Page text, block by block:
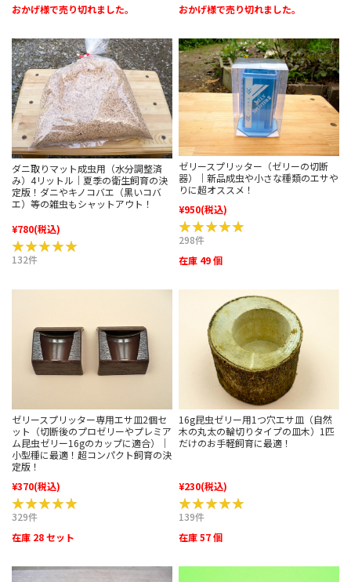
おかげ様で売り切れました。
おかげ様で売り切れました。
ダニ取りマット成虫用（水分調整済
み）4リットル｜夏季の衛生飼育の決
定版！ダニやキノコバエ（黒いコバ
エ）等の雑虫もシャットアウト！
¥780(税込)
★★★★★
★★★★★
132件
ゼリースプリッター（ゼリーの切断
器）｜新品成虫や小さな種類のエサや
りに超オススメ！
¥950(税込)
★★★★★
★★★★★
298件
在庫 49 個
ゼリースプリッター専用エサ皿2個セ
ット（切断後のプロゼリーやプレミア
ム昆虫ゼリー16gのカップに適合）｜
小型種に最適！超コンパクト飼育の決
定版！
¥370(税込)
★★★★★
★★★★★
329件
在庫 28 セット
16g昆虫ゼリー用1つ穴エサ皿（自然
木の丸太の輪切りタイプの皿木）1匹
だけのお手軽飼育に最適！
¥230(税込)
★★★★★
★★★★★
139件
在庫 57 個